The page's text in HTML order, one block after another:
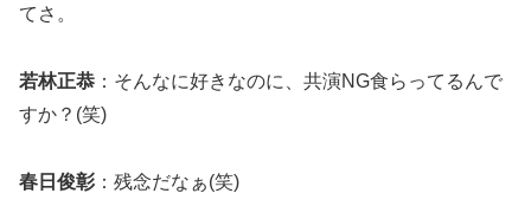
てさ。
若林正恭 ：そんなに好きなのに、共演NG食らってるんで
すか？(笑)
春日俊彰 ：残念だなぁ(笑)